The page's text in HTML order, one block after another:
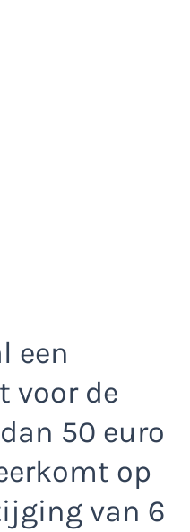
een
voor de
50 euro
op
van 6